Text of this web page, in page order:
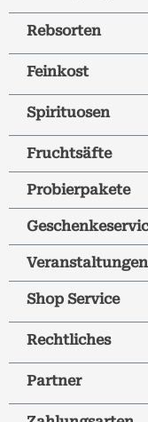
Rebsorten
Feinkost
Spirituosen
Fruchtsäfte
Probierpakete
Veranstaltungen
Shop Service
Rechtliches
Partner